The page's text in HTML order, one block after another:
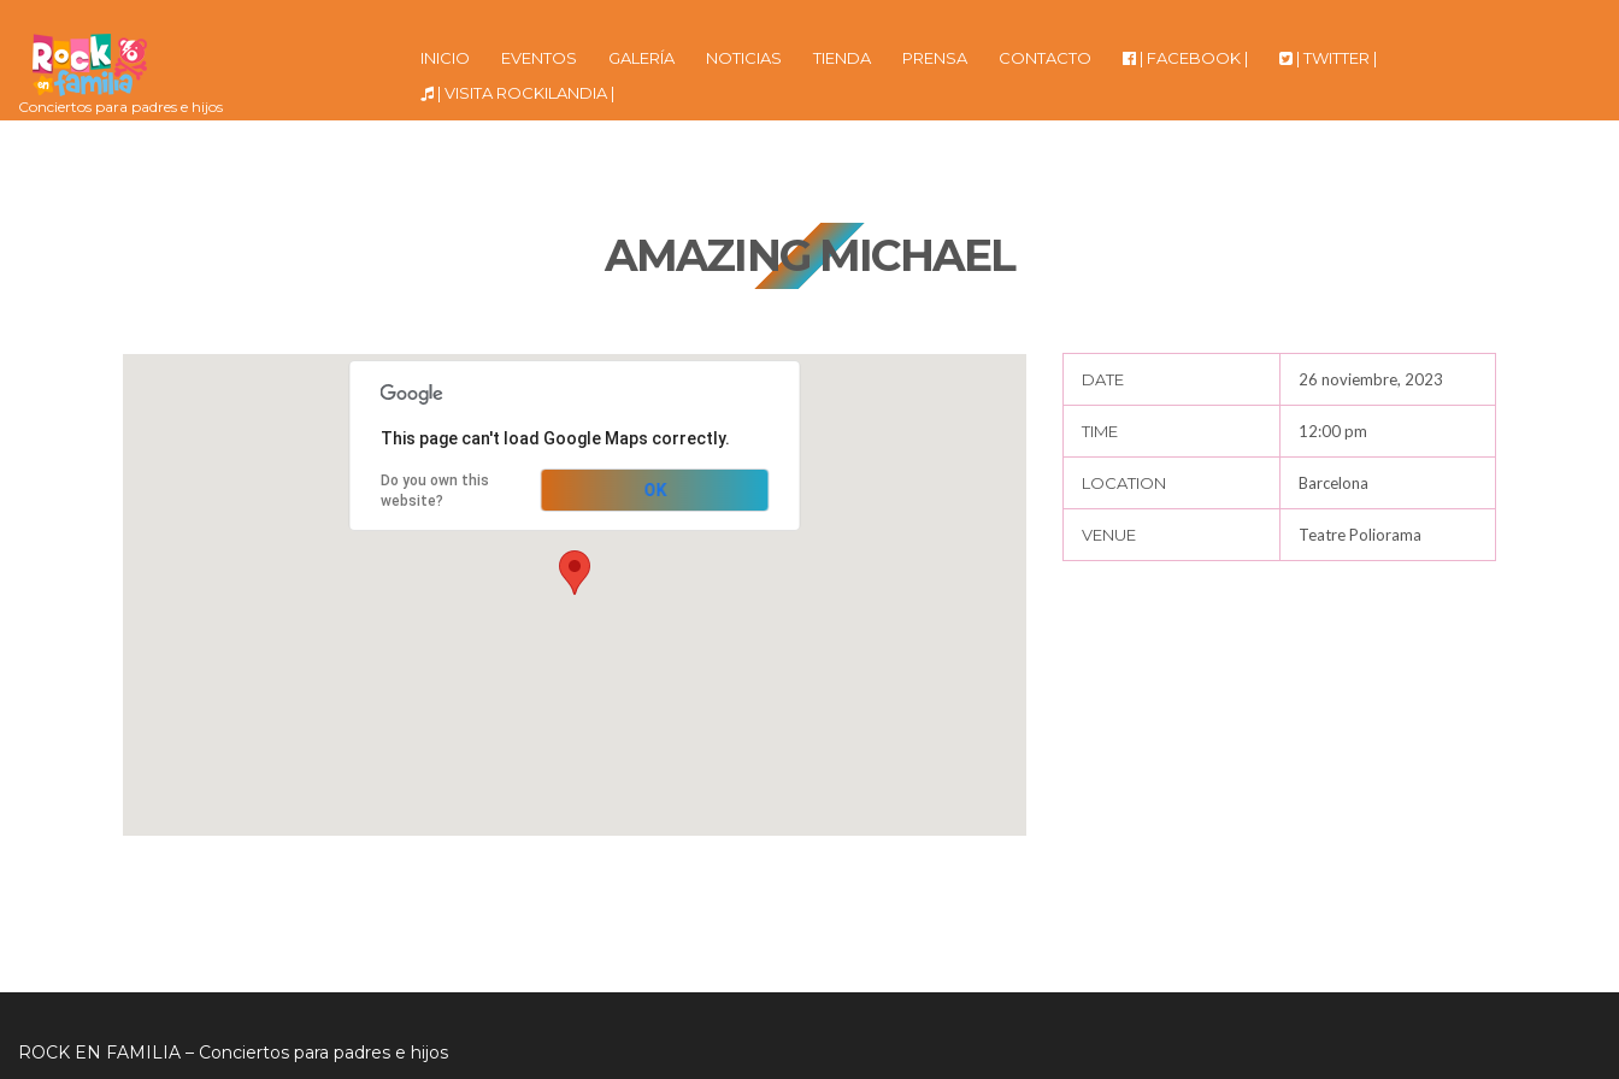
Conciertos para padres e hijos
INICIO EVENTOS GALERÍA NOTICIAS TIENDA PRENSA CONTACTO | FACEBOOK |
| TWITTER |
| VISITA ROCKILANDIA |
AMAZING MICHAEL
DATE 26 noviembre, 2023
TIME 12:00 pm
LOCATION Barcelona
VENUE Teatre Poliorama
This page can't load Google Maps correctly.
Do you own this
website?
OK
ROCK EN FAMILIA – Conciertos para padres e hijos